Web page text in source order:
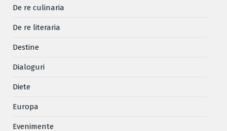
De re culinaria
De re literaria
Destine
Dialoguri
Diete
Europa
Evenimente